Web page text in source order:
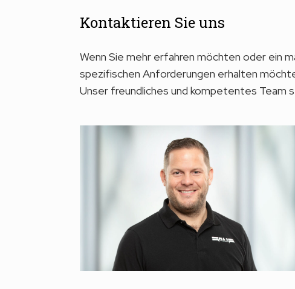
Kontaktieren Sie uns
Wenn Sie mehr erfahren möchten oder ein
spezifischen Anforderungen erhalten
Unser freundliches und kompetentes Team